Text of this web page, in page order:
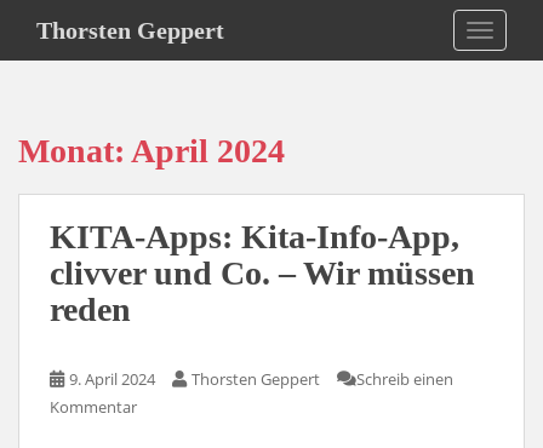
i
Thorsten Geppert
Monat: April 2024
KITA-Apps: Kita-Info-App,
clivver und Co. – Wir müssen
reden
9. April 2024 Thorsten Geppert
Schreib einen
Kommentar